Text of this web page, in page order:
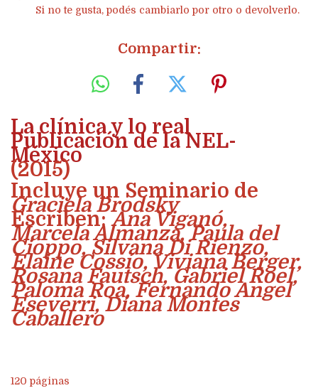
Si no te gusta, podés cambiarlo por otro o devolverlo.
Compartir:
La clínica y lo real
Publicación de la NEL-
México
(2015)
Incluye un Seminario de
Graciela Brodsky
Escriben:Ana Viganó,
Marcela Almanza, Paula del
Cioppo, Silvana Di Rienzo,
Elaine Cossío, Viviana Berger,
Rosana Fautsch, Gabriel Roel,
Paloma Roa, Fernando Angel
Eseverri, Diana Montes
Caballero
120 páginas